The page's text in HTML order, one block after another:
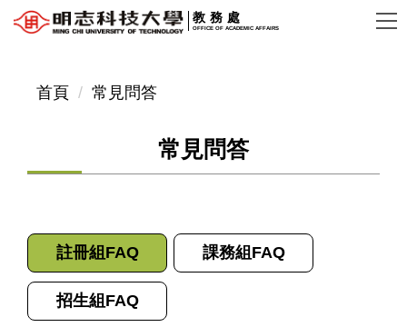
跳
教務處
OFFICE OF ACADEMIC AFFAIRS
首頁 常見問答
常見問答
註冊組FAQ 課務組FAQ
招生組FAQ